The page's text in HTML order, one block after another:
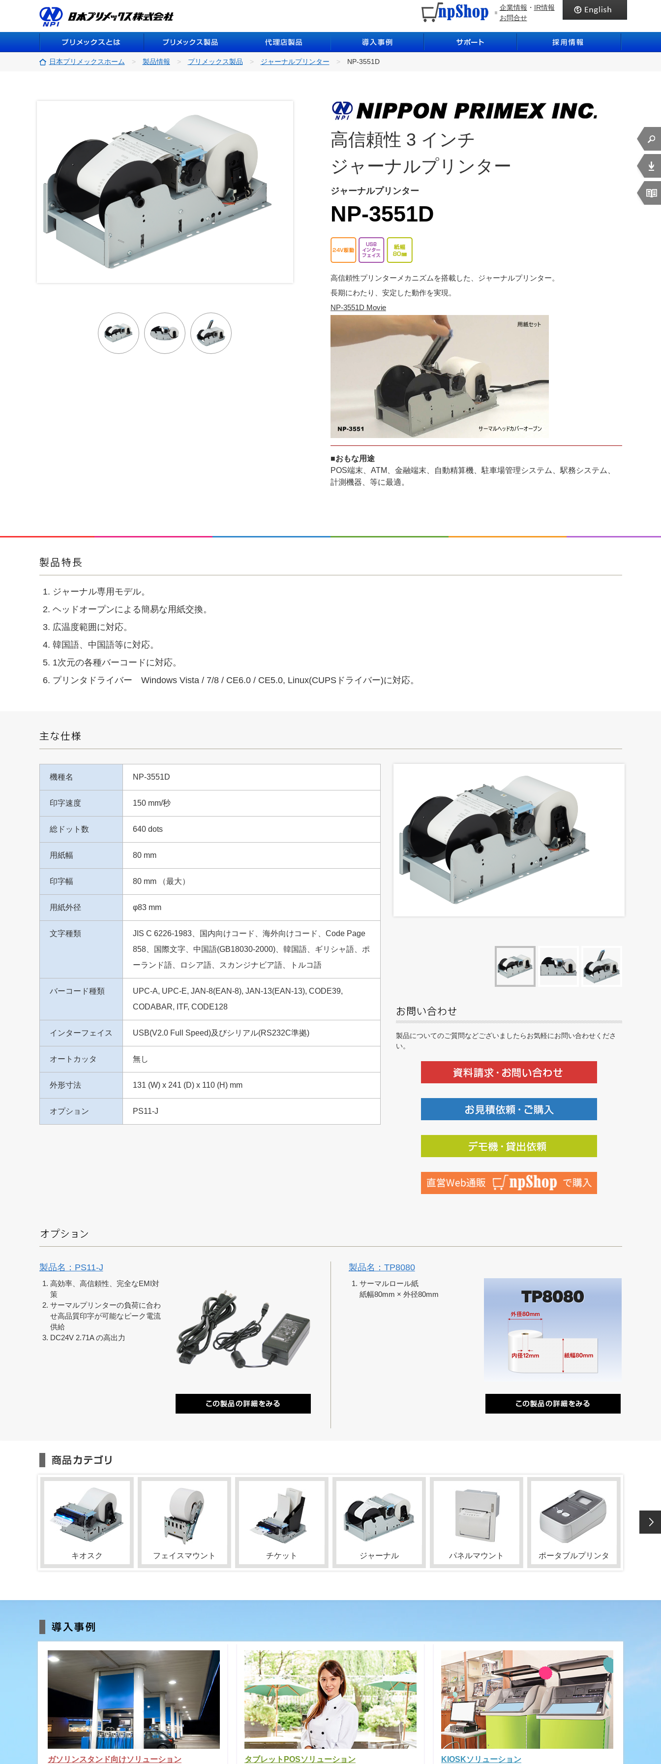
企業情報 ・ IR情報
お問合せ
日本プリメックスホーム 製品情報 プリメックス製品 ジャーナルプリンター NP-3551D
高信頼性 3 インチ
ジャーナルプリンター
ジャーナルプリンター
NP-3551D
高信頼性プリンターメカニズムを搭載した、ジャーナルプリンター。
長期にわたり、安定した動作を実現。
NP-3551D Movie
■おもな用途
POS端末、ATM、金融端末、自動精算機、駐車場管理システム、駅務システム、
計測機器、等に最適。
ジャーナル専用モデル。
ヘッドオープンによる簡易な用紙交換。
広温度範囲に対応。
韓国語、中国語等に対応。
1次元の各種バーコードに対応。
プリンタドライバー Windows Vista / 7/8 / CE6.0 / CE5.0, Linux(CUPSドライバー)に対応。
機種名 NP-3551D
印字速度 150 mm/秒
総ドット数 640 dots
用紙幅 80 mm
印字幅 80 mm （最大）
用紙外径 φ83 mm
文字種類
JIS C 6226-1983、国内向けコード、海外向けコード、Code Page
858、国際文字、中国語(GB18030-2000)、韓国語、ギリシャ語、ポ
ーランド語、ロシア語、スカンジナビア語、トルコ語
バーコード種類
UPC-A, UPC-E, JAN-8(EAN-8), JAN-13(EAN-13), CODE39,
CODABAR, ITF, CODE128
インターフェイス USB(V2.0 Full Speed)及びシリアル(RS232C準拠)
オートカッタ 無し
外形寸法 131 (W) x 241 (D) x 110 (H) mm
オプション PS11-J
製品についてのご質問などございましたらお気軽にお問い合わせくださ
い。
製品名：PS11-J
高効率、高信頼性、完全なEMI対
策
サーマルプリンターの負荷に合わ
せ高品質印字が可能なピーク電流
供給
DC24V 2.71A の高出力
製品名：TP8080
サーマルロール紙
紙幅80mm × 外径80mm
キオスク フェイスマウント チケット ジャーナル パネルマウント ポータブルプリンタ
ガソリンスタンド向けソリューション タブレットPOSソリューション KIOSKソリューション